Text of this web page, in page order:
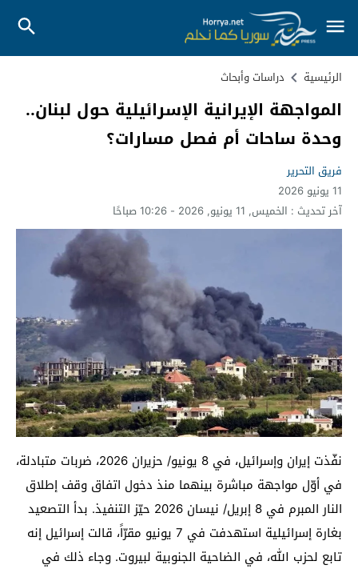
الرئيسية دراسات وأبحاث
المواجهة الإيرانية الإسرائيلية حول لبنان..
وحدة ساحات أم فصل مسارات؟
فريق التحرير
11 يونيو 2026
آخر تحديث : الخميس, 11 يونيو, 2026 - 10:26 صباحًا
نفّذت إيران وإسرائيل، في 8 يونيو/ حزيران 2026، ضربات متبادلة،
في أوّل مواجهة مباشرة بينهما منذ دخول اتفاق وقف إطلاق
النار المبرم في 8 إبريل/ نيسان 2026 حيّز التنفيذ. بدأ التصعيد
بغارة إسرائيلية استهدفت في 7 يونيو مقرّاً، قالت إسرائيل إنه
تابع لحزب الله، في الضاحية الجنوبية لبيروت. وجاء ذلك في